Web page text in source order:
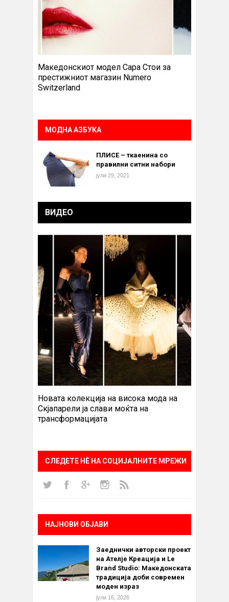
Македонскиот модел Сара Стои за
престижниот магазин Numero
Switzerland
МОДНА АЗБУКА
ПЛИСЕ – ткаенина со
правилни ситни набори
јули 29, 2021
ВИДЕО
Новата колекција на висока мода на
Скјапарели ја слави моќта на
трансформацијата
СЛЕДЕТЕ НÈ НА СОЦИЈАЛНИТЕ МРЕЖИ
НАЈНОВИ ОБЈАВИ
Заеднички авторски проект
на Ателје Креација и Le
Brand Studio: Македонската
традиција доби современ
моден израз
јули 16, 2026